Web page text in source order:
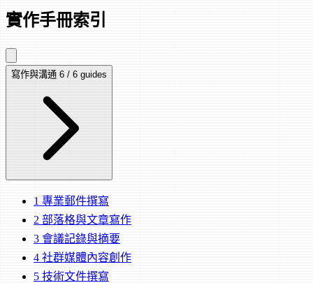
實作手冊索引
寫作與溝通 6 / 6 guides
1 專業郵件撰寫
2 部落格與文章寫作
3 會議記錄與摘要
4 社群媒體內容創作
5 技術文件撰寫